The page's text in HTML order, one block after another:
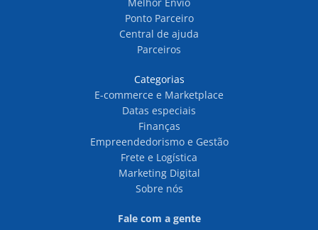
Melhor Envio
Ponto Parceiro
Central de ajuda
Parceiros
Categorias
E-commerce e Marketplace
Datas especiais
Finanças
Empreendedorismo e Gestão
Frete e Logística
Marketing Digital
Sobre nós
Fale com a gente